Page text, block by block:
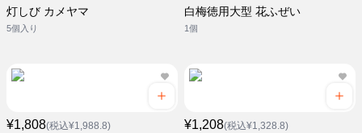
灯しび カメヤマ
5個入り
白梅徳用大型 花ふぜい
1個
¥1,808(税込¥1,988.8) ¥1,208(税込¥1,328.8)